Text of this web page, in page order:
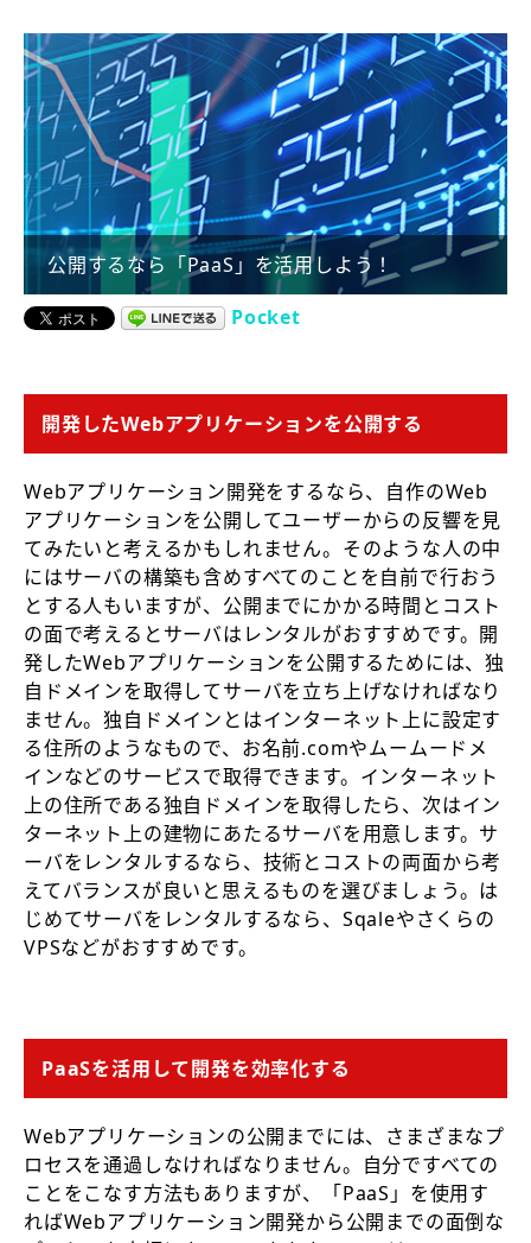
公開するなら「PaaS」を活用しよう！
Pocket
開発したWebアプリケーションを公開する
Webアプリケーション開発をするなら、自作のWeb
アプリケーションを公開してユーザーからの反響を見
てみたいと考えるかもしれません。そのような人の中
にはサーバの構築も含めすべてのことを自前で行おう
とする人もいますが、公開までにかかる時間とコスト
の面で考えるとサーバはレンタルがおすすめです。開
発したWebアプリケーションを公開するためには、独
自ドメインを取得してサーバを立ち上げなければなり
ません。独自ドメインとはインターネット上に設定す
る住所のようなもので、お名前.comやムームードメ
インなどのサービスで取得できます。インターネット
上の住所である独自ドメインを取得したら、次はイン
ターネット上の建物にあたるサーバを用意します。サ
ーバをレンタルするなら、技術とコストの両面から考
えてバランスが良いと思えるものを選びましょう。は
じめてサーバをレンタルするなら、Sqaleやさくらの
VPSなどがおすすめです。
PaaSを活用して開発を効率化する
Webアプリケーションの公開までには、さまざまなプ
ロセスを通過しなければなりません。自分ですべての
ことをこなす方法もありますが、「PaaS」を使用す
ればWebアプリケーション開発から公開までの面倒な